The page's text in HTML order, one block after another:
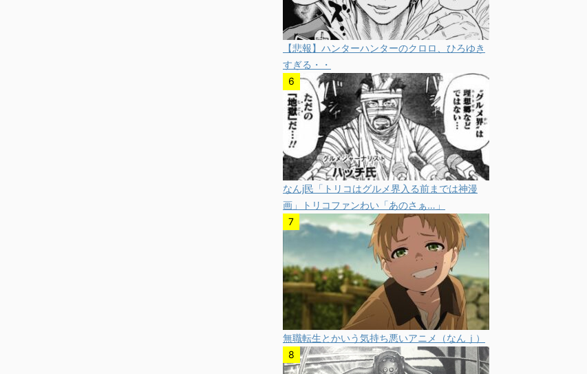
【悲報】ハンターハンターのクロロ、ひろゆき
すぎる・・
なんj民「トリコはグルメ界入る前までは神漫
画」トリコファンわい「あのさぁ…」
無職転生とかいう気持ち悪いアニメ（なんｊ）